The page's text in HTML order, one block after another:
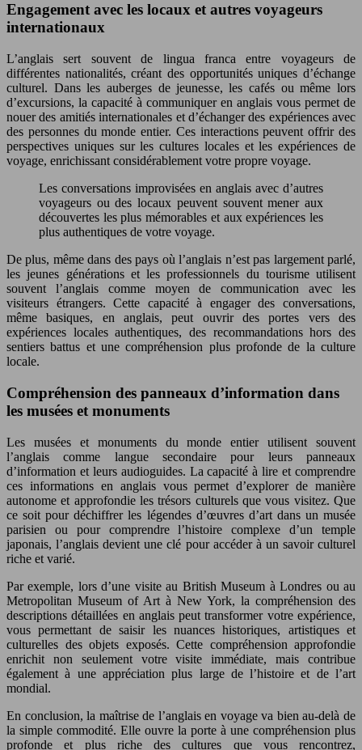
Engagement avec les locaux et autres voyageurs
internationaux
L’anglais sert souvent de lingua franca entre voyageurs de
différentes nationalités, créant des opportunités uniques d’échange
culturel. Dans les auberges de jeunesse, les cafés ou même lors
d’excursions, la capacité à communiquer en anglais vous permet de
nouer des amitiés internationales et d’échanger des expériences avec
des personnes du monde entier. Ces interactions peuvent offrir des
perspectives uniques sur les cultures locales et les expériences de
voyage, enrichissant considérablement votre propre voyage.
Les conversations improvisées en anglais avec d’autres
voyageurs ou des locaux peuvent souvent mener aux
découvertes les plus mémorables et aux expériences les
plus authentiques de votre voyage.
De plus, même dans des pays où l’anglais n’est pas largement parlé,
les jeunes générations et les professionnels du tourisme utilisent
souvent l’anglais comme moyen de communication avec les
visiteurs étrangers. Cette capacité à engager des conversations,
même basiques, en anglais, peut ouvrir des portes vers des
expériences locales authentiques, des recommandations hors des
sentiers battus et une compréhension plus profonde de la culture
locale.
Compréhension des panneaux d’information dans
les musées et monuments
Les musées et monuments du monde entier utilisent souvent
l’anglais comme langue secondaire pour leurs panneaux
d’information et leurs audioguides. La capacité à lire et comprendre
ces informations en anglais vous permet d’explorer de manière
autonome et approfondie les trésors culturels que vous visitez. Que
ce soit pour déchiffrer les légendes d’œuvres d’art dans un musée
parisien ou pour comprendre l’histoire complexe d’un temple
japonais, l’anglais devient une clé pour accéder à un savoir culturel
riche et varié.
Par exemple, lors d’une visite au British Museum à Londres ou au
Metropolitan Museum of Art à New York, la compréhension des
descriptions détaillées en anglais peut transformer votre expérience,
vous permettant de saisir les nuances historiques, artistiques et
culturelles des objets exposés. Cette compréhension approfondie
enrichit non seulement votre visite immédiate, mais contribue
également à une appréciation plus large de l’histoire et de l’art
mondial.
En conclusion, la maîtrise de l’anglais en voyage va bien au-delà de
la simple commodité. Elle ouvre la porte à une compréhension plus
profonde et plus riche des cultures que vous rencontrez,